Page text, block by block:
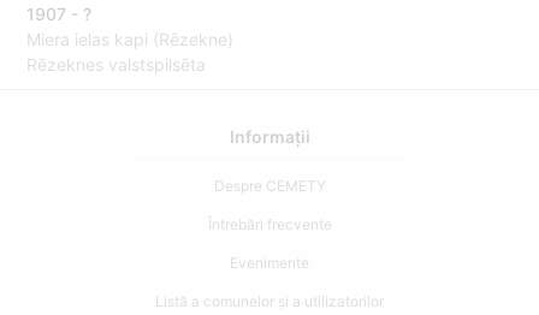
1907 - ?
Miera ielas kapi (Rēzekne)
Rēzeknes valstspilsēta
Informații
Despre CEMETY
Întrebări frecvente
Evenimente
Listă a comunelor și a utilizatorilor